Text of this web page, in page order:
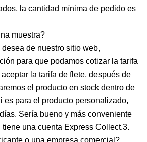
la cantidad mínima de pedido es
muestra?
de nuestro sitio web,
para que podamos cotizar la tarifa
la tarifa de flete, después de
el producto en stock dentro de
es para el producto personalizado,
Sería bueno y más conveniente
una cuenta Express Collect.3.
o una empresa comercial?